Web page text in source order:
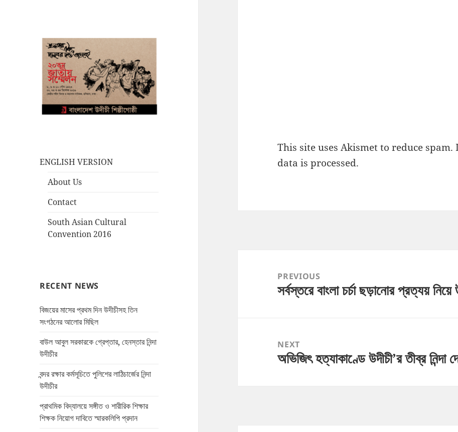
ENGLISH VERSION
About Us
Contact
South Asian Cultural
Convention 2016
RECENT NEWS
বিজয়ের মাসের প্রথম দিন উদীচীসহ তিন
সংগঠনের আলোর মিছিল
বাউল আবুল সরকারকে গ্রেপ্তার, হেনস্তার নিন্দা
উদীচীর
বন্দর রক্ষার কর্মসূচিতে পুলিশের লাঠিচার্জের নিন্দা
উদীচীর
প্রাথমিক বিদ্যালয়ে সঙ্গীত ও শারীরিক শিক্ষার
শিক্ষক নিয়োগ দাবিতে স্মারকলিপি প্রদান
This site uses Akismet to reduce spam.
data is processed.
navigationPREVIOUS
Previous
সর্বস্তরে বাংলা চর্চা ছড়ানোর প্রত্যয়
NEXT
Next
অভিজিৎ হত্যাকাণ্ডে উদীচী’র তীব্র নিন্দা